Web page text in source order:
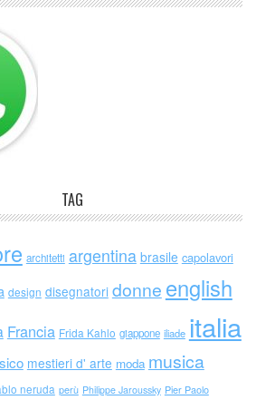
TAG
architetti argentina brasile capolavori
design disegnatori donne english
Francia Frida Kahlo giappone iliade italia
mestieri d' arte moda musica
neruda perù Philippe Jaroussky Pier Paolo